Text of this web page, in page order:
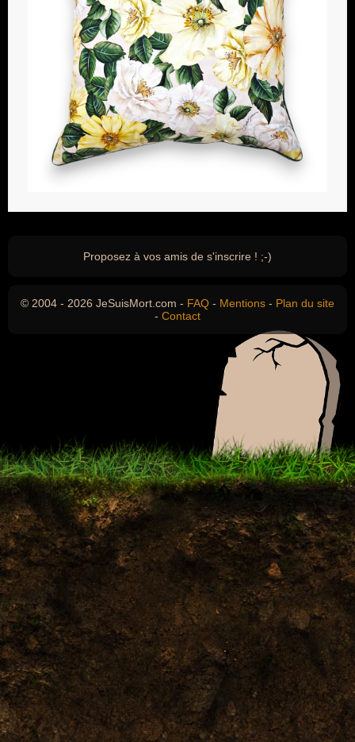
Proposez à vos amis de s'inscrire ! ;-)
© 2004 - 2026 JeSuisMort.com - FAQ - Mentions - Plan du site
- Contact